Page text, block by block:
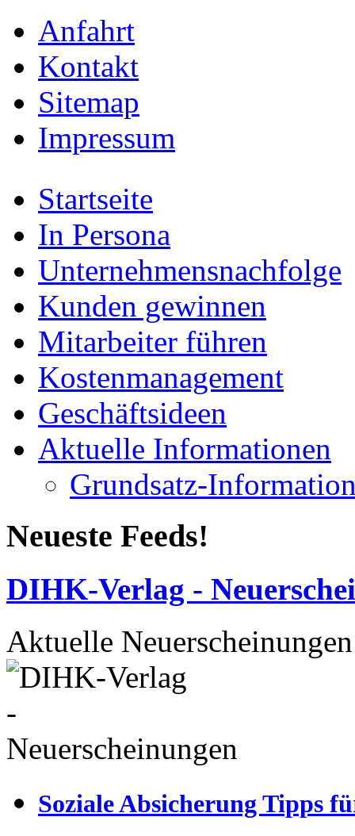
Anfahrt
Kontakt
Sitemap
Impressum
Startseite
In Persona
Unternehmensnachfolge
Kunden gewinnen
Mitarbeiter führen
Kostenmanagement
Geschäftsideen
Aktuelle Informationen
Grundsatz-
Neueste Feeds!
DIHK-Verlag -
Aktuelle
Soziale Absicherung Tipps